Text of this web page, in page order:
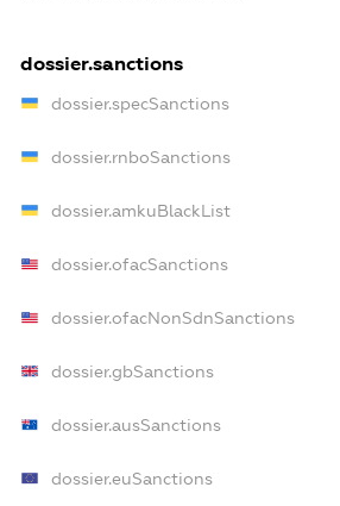
dossier.sanctions
dossier.specSanctions
dossier.rnboSanctions
dossier.amkuBlackList
dossier.ofacSanctions
dossier.ofacNonSdnSanctions
dossier.gbSanctions
dossier.ausSanctions
dossier.euSanctions